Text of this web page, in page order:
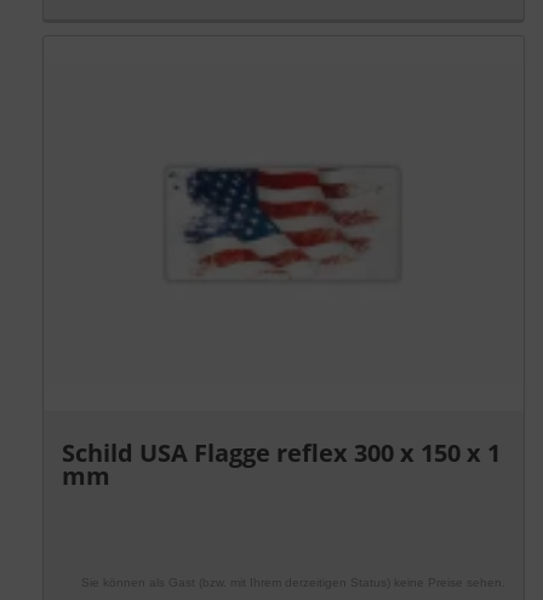
Schild USA Flagge reflex 300 x 150 x 1
mm
Sie können als Gast (bzw. mit Ihrem derzeitigen Status) keine Preise sehen.